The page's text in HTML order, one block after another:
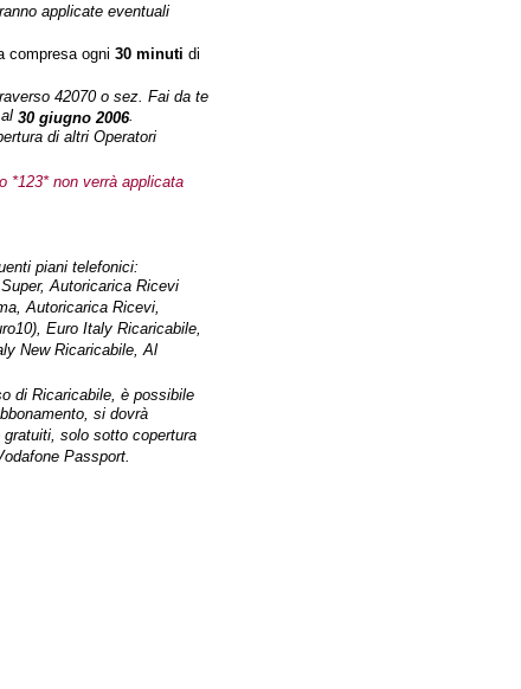
applicate eventuali
compresaogni 30 minuti di
42070 o sez. Fai da te
30 giugno 2006.
di altri Operatori
*123* non verrà applicata
piani telefonici:
Autoricarica Ricevi
Autoricarica Ricevi,
Euro Italy Ricaricabile,
New Ricaricabile, Al
di Ricaricabile, è possibile
si dovrà
solo sotto copertura
Passport.